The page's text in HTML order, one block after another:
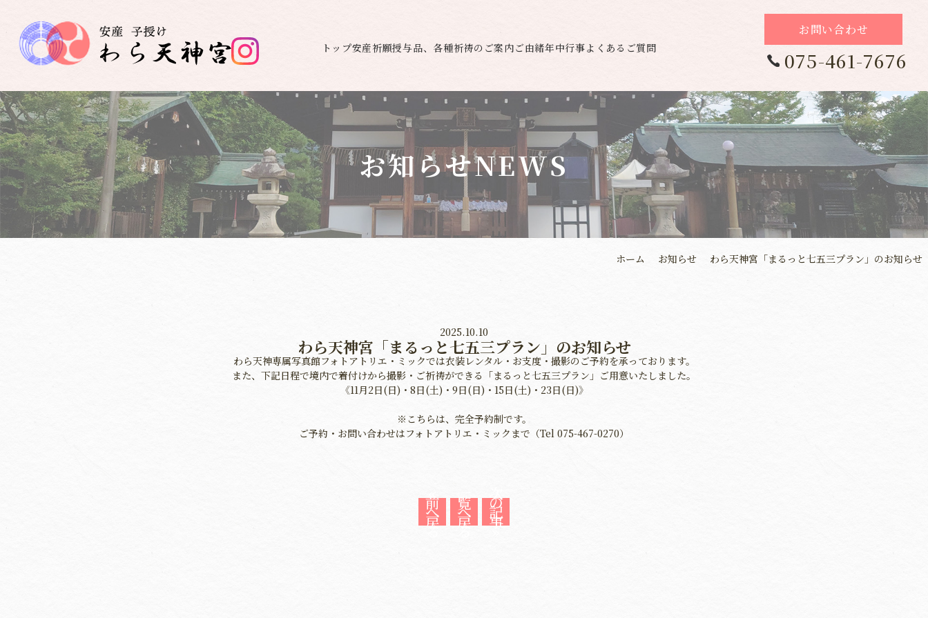
トップ安産祈願授与品、各種祈祷のご案内ご由緒年中行事よくあるご質問
お問い合わせ
075-461-7676
お知らせNEWS
ホーム お知らせ わら天神宮「まるっと七五三プラン」のお知らせ
2025.10.10
わら天神宮「まるっと七五三プラン」のお知らせ
わら天神専属写真館フォトアトリエ・ミックでは衣装レンタル・お支度・撮影のご予約を承っております。
また、下記日程で境内で着付けから撮影・ご祈祷ができる「まるっと七五三プラン」ご用意いたしました。
《11月2日(日)・8日(土)・9日(日)・15日(土)・23日(日)》
※こちらは、完全予約制です。
ご予約・お問い合わせはフォトアトリエ・ミックまで（Tel 075-467-0270）
«
前
へ
戻
る
一
覧
へ
戻
る
次
の
記
事
»